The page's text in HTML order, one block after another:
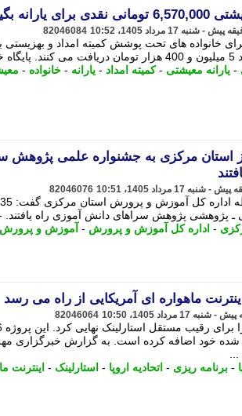
در این هفته
82046084
- یارانه معیشتی -کمیته امداد - یارانه - خانواده -
استان مرکزی به جشنواره علمی پژوهش
82046076
پژوهشی پژوهش سراهای دانش آموزی راه یافتند. -
- اداره کل آموزش و پرورش - آموزش و پرورش
ماهواره ای آمریکایی از راه می رسد
82046064
شده خود اضافه کرده است. به گزارش خبرگزاری
- برنامه ریزی - اتحادیه اروپا - استارلینک - اینترنت